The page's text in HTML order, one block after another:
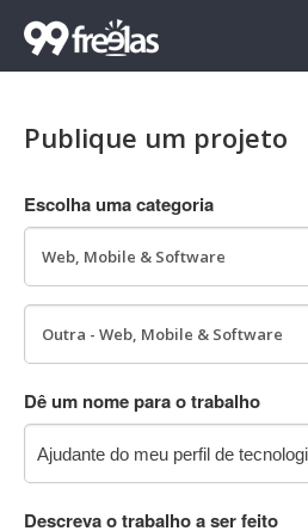
Publique um projeto
Escolha uma categoria
Dê um nome para o trabalho
Descreva o trabalho a ser feito